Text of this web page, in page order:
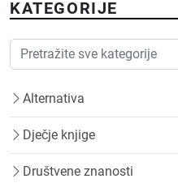
KATEGORIJE
Alternativa
Dječje knjige
Društvene znanosti